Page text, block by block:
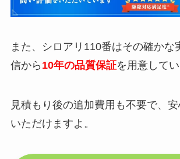
また、シロアリ110番はその確かな
信から 10年の品質保証を用意してい
見積もり後の追加費用も不要で、
いただけますよ。